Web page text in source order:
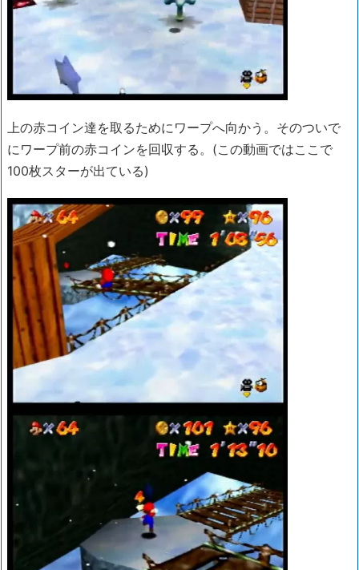
上の赤コイン達を取るためにワープへ向かう。そのついで
にワープ前の赤コインを回収する。(この動画ではここで
100枚スターが出ている)